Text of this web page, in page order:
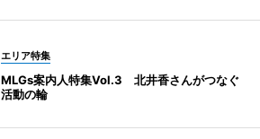
エリア特集
MLGs案内人特集Vol.3 北井香さんがつなぐ
活動の輪